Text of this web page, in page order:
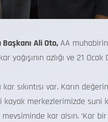
Ali Oto, AA
yağışının azlığı ve 21
sıkıntısı var. Karın
kayak merkezlerimizde suni
kar alsın. ‘Kar